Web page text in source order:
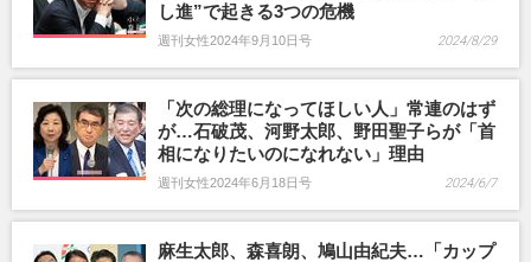
し進”で起きる3つの危機
週刊女性2024年9月10日号 2024/8/29
「次の総理になってほしい人」常連のはず
が…石破茂、河野太郎、野田聖子らが「首
相になりたいのになれない」理由
週刊女性2024年6月18日号 2024/6/7
麻生太郎、森喜朗、鳩山由紀夫…「カップ